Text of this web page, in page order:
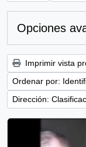
Opciones
Imprimir vista
Ordenar por:
Dirección: